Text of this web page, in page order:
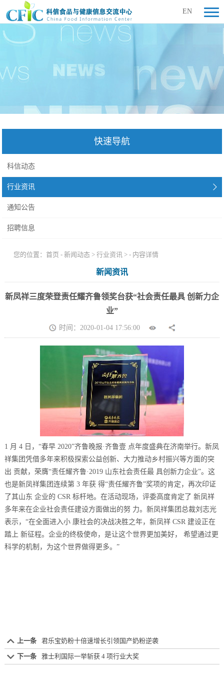
EN
快速导航
科信动态
行业资讯
通知公告
招聘信息
您的位置：首页 -新闻动态 >行业资讯 > - 内容详情
新闻资讯
新凤祥三度荣登责任耀齐鲁领奖台获“社会责任最具 创新力企
业”
时间：2020-01-04 17:56:00
1 月 4 日，“春早 2020”齐鲁晚报·齐鲁壹 点年度盛典在济南举行。新凤
祥集团凭借多年来积极探索公益创新、大力推动乡村振兴等方面的突
出 贡献，荣膺“责任耀齐鲁·2019 山东社会责任最 具创新力企业”。这
也是新凤祥集团连续第 3 年获 得“责任耀齐鲁”奖项的肯定，再次印证
了其山东 企业的 CSR 标杆地。在活动现场，评委高度肯定了 新凤祥
多年来在企业社会责任建设方面做出的努 力。新凤祥集团总裁刘志光
表示，“在全面进入小 康社会的决战决胜之年，新凤祥 CSR 建设正在
踏上 新征程。企业的终极使命，是让这个世界更加美好， 希望通过更
科学的机制，为这个世界做得更多。”
上一条 君乐宝奶粉十倍速增长引领国产奶粉逆袭
下一条 雅士利国际一举斩获 4 项行业大奖